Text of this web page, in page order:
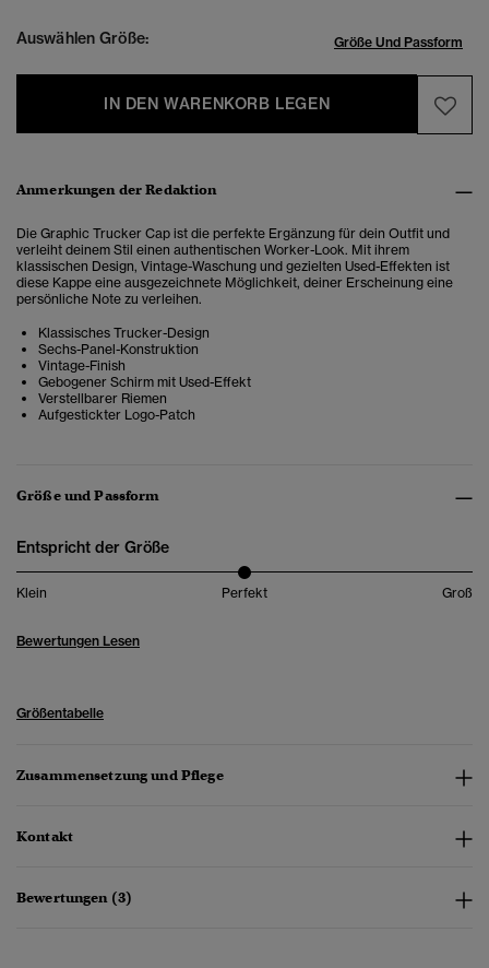
Auswählen Größe: Größe Und Passform
IN DEN WARENKORB LEGEN
Anmerkungen der Redaktion
Die Graphic Trucker Cap ist die perfekte Ergänzung für dein Outfit und
verleiht deinem Stil einen authentischen Worker-Look. Mit ihrem
klassischen Design, Vintage-Waschung und gezielten Used-Effekten ist
diese Kappe eine ausgezeichnete Möglichkeit, deiner Erscheinung eine
persönliche Note zu verleihen.
Klassisches Trucker-Design
Sechs-Panel-Konstruktion
Vintage-Finish
Gebogener Schirm mit Used-Effekt
Verstellbarer Riemen
Aufgestickter Logo-Patch
Größe und Passform
Entspricht der Größe
Klein Perfekt Groß
Bewertungen Lesen
Größentabelle
Zusammensetzung und Pflege
Kontakt
Bewertungen (3)